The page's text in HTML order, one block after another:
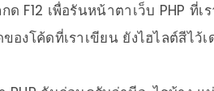
F12 เพื่อรันหน้าตาเว็บ PHP ที่
องโค้ดที่เราเขียน ยังไฮไลต์สีไ